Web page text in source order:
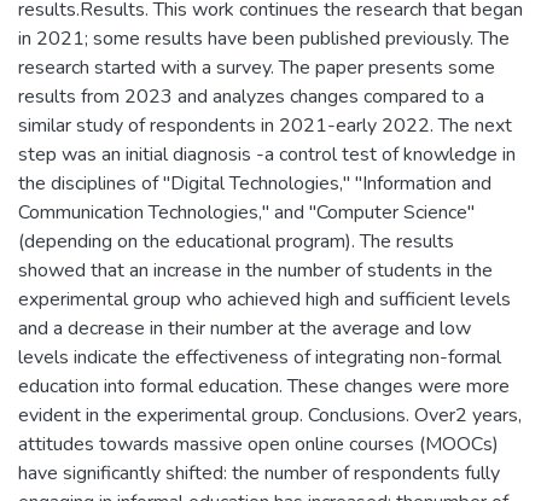
results.Results. This work continues the research that began
in 2021; some results have been published previously. The
research started with a survey. The paper presents some
results from 2023 and analyzes changes compared to a
similar study of respondents in 2021-early 2022. The next
step was an initial diagnosis -a control test of knowledge in
the disciplines of "Digital Technologies," "Information and
Communication Technologies," and "Computer Science"
(depending on the educational program). The results
showed that an increase in the number of students in the
experimental group who achieved high and sufficient levels
and a decrease in their number at the average and low
levels indicate the effectiveness of integrating non-formal
education into formal education. These changes were more
evident in the experimental group. Conclusions. Over2 years,
attitudes towards massive open online courses (MOOCs)
have significantly shifted: the number of respondents fully